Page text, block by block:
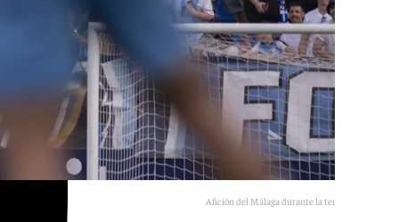
Afición del Málaga durante la temporada 24/25